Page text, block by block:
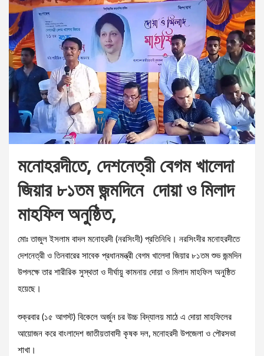
মনোহরদীতে, দেশনেত্রী বেগম খালেদা
জিয়ার ৮১তম জন্মদিনে দোয়া ও মিলাদ
মাহফিল অনুষ্ঠিত,
মোঃ তাজুল ইসলাম বাদল মনোহরদী (নরসিংদী) প্রতিনিধি। নরসিংদীর মনোহরদীতে
দেশনেত্রী ও তিনবারের সাবেক প্রধানমন্ত্রী বেগম খালেদা জিয়ার ৮১তম শুভ জন্মদিন
উপলক্ষে তার শারীরিক সুস্থতা ও দীর্ঘায়ু কামনায় দোয়া ও মিলাদ মাহফিল অনুষ্ঠিত
হয়েছে।
শুক্রবার (১৫ আগস্ট) বিকেলে অর্জুন চর উচ্চ বিদ্যালয় মাঠে এ দোয়া মাহফিলের
আয়োজন করে বাংলাদেশ জাতীয়তাবাদী কৃষক দল, মনোহরদী উপজেলা ও পৌরসভা
শাখা।